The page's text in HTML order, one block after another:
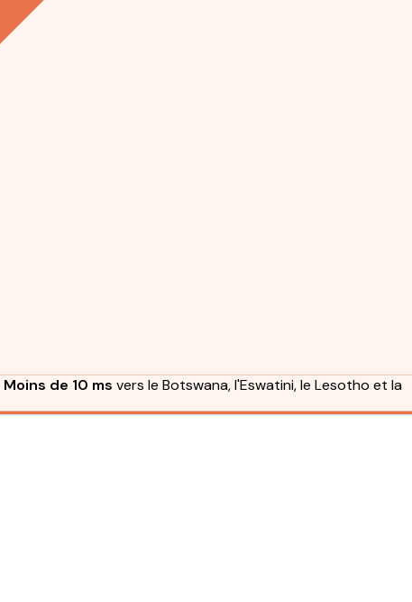
Moins de 10 ms vers le Botswana, l'Eswatini, le Lesotho et la